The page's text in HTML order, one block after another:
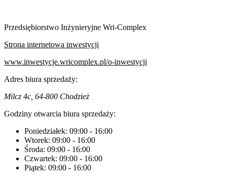
Przedsiębiorstwo Inżynieryjne Wri-Complex
Strona internetowa inwestycji
www.inwestycje.wricomplex.pl/o-inwestycji
Adres biura sprzedaży:
Milcz 4c, 64-800 Chodzież
Godziny otwarcia biura sprzedaży:
Poniedziałek: 09:00 - 16:00
Wtorek: 09:00 - 16:00
Środa: 09:00 - 16:00
Czwartek: 09:00 - 16:00
Piątek: 09:00 - 16:00